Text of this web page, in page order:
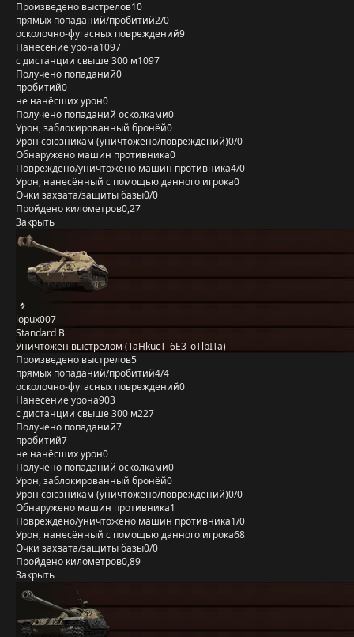
Произведено выстрелов10
прямых попаданий/пробитий2/0
осколочно-фугасных повреждений9
Нанесение урона1097
с дистанции свыше 300 м1097
Получено попаданий0
пробитий0
не нанёсших урон0
Получено попаданий осколками0
Урон, заблокированный бронёй0
Урон союзникам (уничтожено/повреждений)0/0
Обнаружено машин противника0
Повреждено/уничтожено машин противника4/0
Урон, нанесённый с помощью данного игрока0
Очки захвата/защиты базы0/0
Пройдено километров0,27
Закрыть
lopux007
Standard B
Уничтожен выстрелом (TaHkucT_6E3_oTlbITa)
Произведено выстрелов5
прямых попаданий/пробитий4/4
осколочно-фугасных повреждений0
Нанесение урона903
с дистанции свыше 300 м227
Получено попаданий7
пробитий7
не нанёсших урон0
Получено попаданий осколками0
Урон, заблокированный бронёй0
Урон союзникам (уничтожено/повреждений)0/0
Обнаружено машин противника1
Повреждено/уничтожено машин противника1/0
Урон, нанесённый с помощью данного игрока68
Очки захвата/защиты базы0/0
Пройдено километров0,89
Закрыть